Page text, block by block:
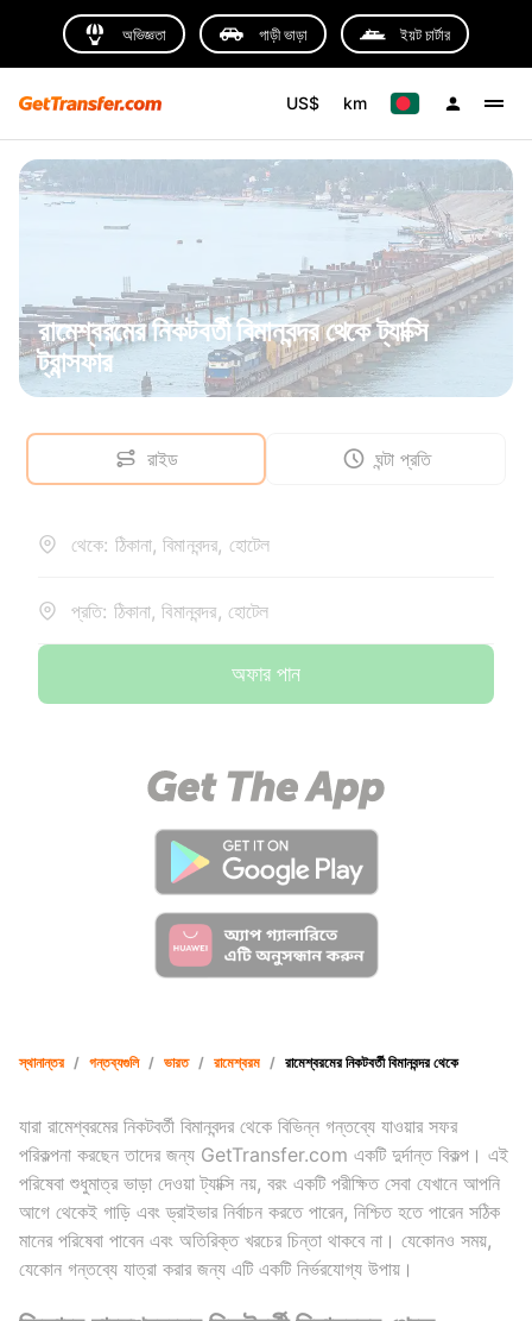
অভিজ্ঞতা গাড়ী ভাড়া ইয়ট চার্টার
US$ km
রামেশ্বরমের নিকটবর্তী বিমানবন্দর থেকে ট্যাক্সি
ট্রান্সফার
রাইড ঘন্টা প্রতি
থেকে: ঠিকানা, বিমানবন্দর, হোটেল
প্রতি: ঠিকানা, বিমানবন্দর, হোটেল
অফার পান
স্থানান্তর / গন্তব্যগুলি / ভারত / রামেশ্বরম / রামেশ্বরমের নিকটবর্তী বিমানবন্দর থেকে
যারা রামেশ্বরমের নিকটবর্তী বিমানবন্দর থেকে বিভিন্ন গন্তব্যে যাওয়ার সফর
পরিকল্পনা করছেন তাদের জন্য GetTransfer.com একটি দুর্দান্ত বিকল্প। এই
পরিষেবা শুধুমাত্র ভাড়া দেওয়া ট্যাক্সি নয়, বরং একটি পরীক্ষিত সেবা যেখানে আপনি
আগে থেকেই গাড়ি এবং ড্রাইভার নির্বাচন করতে পারেন, নিশ্চিত হতে পারেন সঠিক
মানের পরিষেবা পাবেন এবং অতিরিক্ত খরচের চিন্তা থাকবে না। যেকোনও সময়,
যেকোন গন্তব্যে যাত্রা করার জন্য এটি একটি নির্ভরযোগ্য উপায়।